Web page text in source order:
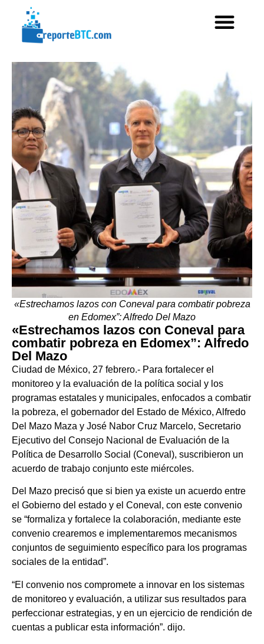
«Estrechamos lazos con Coneval para combatir pobreza
en Edomex”: Alfredo Del Mazo
«Estrechamos lazos con Coneval para
combatir pobreza en Edomex”: Alfredo
Del Mazo
Ciudad de México, 27 febrero.- Para fortalecer el
monitoreo y la evaluación de la política social y los
programas estatales y municipales, enfocados a combatir
la pobreza, el gobernador del Estado de México, Alfredo
Del Mazo Maza y José Nabor Cruz Marcelo, Secretario
Ejecutivo del Consejo Nacional de Evaluación de la
Política de Desarrollo Social (Coneval), suscribieron un
acuerdo de trabajo conjunto este miércoles.
Del Mazo precisó que si bien ya existe un acuerdo entre
el Gobierno del estado y el Coneval, con este convenio
se “formaliza y fortalece la colaboración, mediante este
convenio crearemos e implementaremos mecanismos
conjuntos de seguimiento específico para los programas
sociales de la entidad”.
“El convenio nos compromete a innovar en los sistemas
de monitoreo y evaluación, a utilizar sus resultados para
perfeccionar estrategias, y en un ejercicio de rendición de
cuentas a publicar esta información”. dijo.